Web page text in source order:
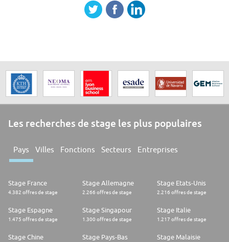
Les recherches de stage les plus populaires
Pays Villes Fonctions Secteurs Entreprises
Stage France
4.382 offres de stage
Stage Allemagne
2.266 offres de stage
Stage Etats-Unis
2.216 offres de stage
Stage Espagne
1.475 offres de stage
Stage Singapour
1.300 offres de stage
Stage Italie
1.217 offres de stage
Stage Chine Stage Pays-Bas Stage Malaisie